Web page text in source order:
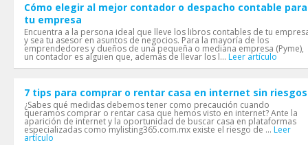
Cómo elegir al mejor contador o despacho contable para
tu empresa
Encuentra a la persona ideal que lleve los libros contables de tu
y sea tu asesor en asuntos de negocios. Para la mayoría de los
emprendedores y dueños de una pequeña o mediana empresa (Pyme),
un contador es alguien que, además de llevar los l... Leer artículo
7 tips para comprar o rentar casa en internet sin riesgos
¿Sabes qué medidas debemos tener como precaución cuando
queramos comprar o rentar casa que hemos visto en internet? Ante la
aparición de internet y la oportunidad de buscar casa en plataformas
especializadas como mylisting365.com.mx existe el riesgo de ... Leer
artículo